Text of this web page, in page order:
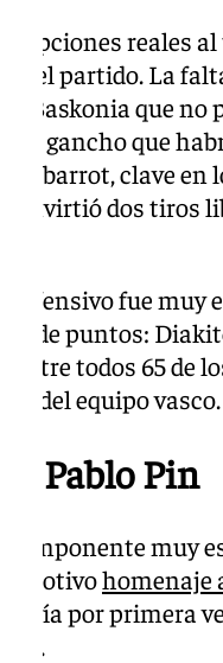
opciones reales
el partido. La
Baskonia que
un gancho que
Cabarrot, clave
convirtió dos tiros
ofensivo fue
de puntos:
entre todos 65 de
del equipo vasco.
a Pablo Pin
componente muy
emotivohomenaje
por primera